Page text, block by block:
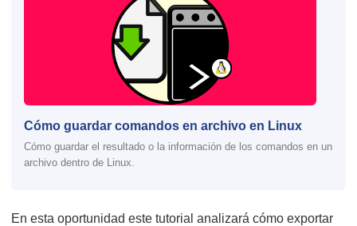
Cómo guardar comandos en archivo en Linux
Cómo guardar el resultado o la información de los comandos en un
archivo dentro de Linux.
En esta oportunidad este tutorial analizará cómo exportar